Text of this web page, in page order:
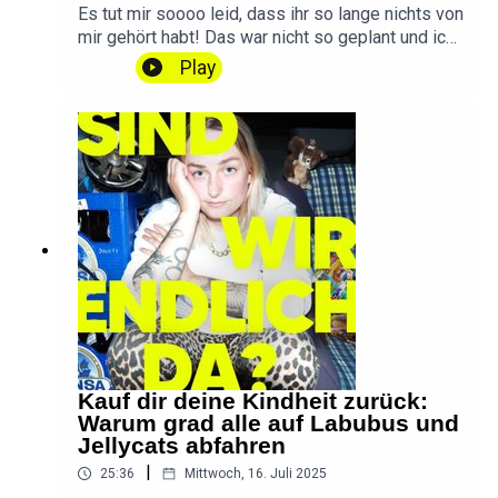
mir!hallo@sindwirendlichda.deOutro by
Konstantin Ihlenfeld
Es tut mir soooo leid, dass ihr so lange nichts von
mir gehört habt! Das war nicht so geplant und ich
gelobe Besserung! Aber ich hab auch eine gute
Ausrede ... Bitte nehmt an meiner kleinen
UMFRAGE teil:
umfrage.sindwirendlichda.de(Dauert nur 5
Minuten und macht diesen Podcast besser!)
DANKE ❤️📱 SWED auf Instagram📱 SWED auf
TikTok💌 Ihr habt eine Frage, einen Wunsch oder
Feedback? Schreibt
mir!hallo@sindwirendlichda.deIntro & Outro by
Konstantin Ihlenfeld
Play
Kauf dir deine Kindheit zurück:
Warum grad alle auf Labubus und
Jellycats abfahren
25:36 Mittwoch, 16. Juli 2025